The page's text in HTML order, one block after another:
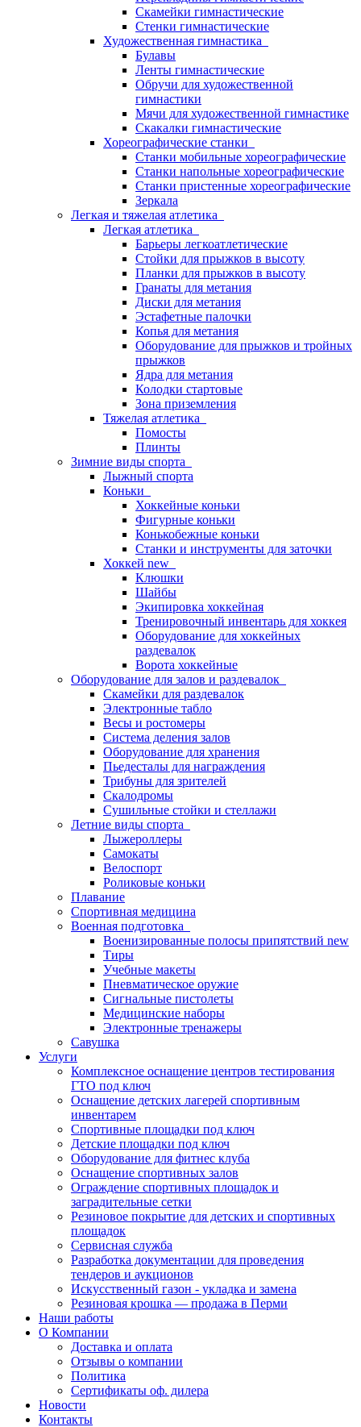
Скамейки гимнастические
Стенки гимнастические
Художественная гимнастика
Булавы
Ленты гимнастические
Обручи для художественной
гимнастики
Мячи для художественной гимнастике
Скакалки гимнастические
Хореографические станки
Станки мобильные хореографические
Станки напольные хореографические
Станки пристенные хореографические
Зеркала
Легкая и тяжелая атлетика
Легкая атлетика
Барьеры легкоатлетические
Стойки для прыжков в высоту
Планки для прыжков в высоту
Гранаты для метания
Диски для метания
Эстафетные палочки
Копья для метания
Оборудование для прыжков и тройных
прыжков
Ядра для метания
Колодки стартовые
Зона приземления
Тяжелая атлетика
Помосты
Плинты
Зимние виды спорта
Лыжный спорта
Коньки
Хоккейные коньки
Фигурные коньки
Конькобежные коньки
Станки и инструменты для заточки
Хоккей new
Клюшки
Шайбы
Экипировка хоккейная
Тренировочный инвентарь для хоккея
Оборудование для хоккейных
раздевалок
Ворота хоккейные
Оборудование для залов и раздевалок
Скамейки для раздевалок
Электронные табло
Весы и ростомеры
Система деления залов
Оборудование для хранения
Пьедесталы для награждения
Трибуны для зрителей
Скалодромы
Сушильные стойки и стеллажи
Летние виды спорта
Лыжероллеры
Самокаты
Велоспорт
Роликовые коньки
Плавание
Спортивная медицина
Военная подготовка
Военизированные полосы припятствий new
Тиры
Учебные макеты
Пневматическое оружие
Сигнальные пистолеты
Медицинские наборы
Электронные тренажеры
Савушка
Услуги
Комплексное оснащение центров тестирования
ГТО под ключ
Оснащение детских лагерей спортивным
инвентарем
Спортивные площадки под ключ
Детские площадки под ключ
Оборудование для фитнес клуба
Оснащение спортивных залов
Ограждение спортивных площадок и
заградительные сетки
Резиновое покрытие для детских и спортивных
площадок
Сервисная служба
Разработка документации для проведения
тендеров и аукционов
Искусственный газон - укладка и замена
Резиновая крошка — продажа в Перми
Наши работы
О Компании
Доставка и оплата
Отзывы о компании
Политика
Сертификаты оф. дилера
Новости
Контакты